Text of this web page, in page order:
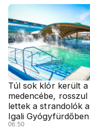
Túl sok klór került a
medencébe, rosszul
lettek a strandolók
Igali Gyógyfürdőben
06:50